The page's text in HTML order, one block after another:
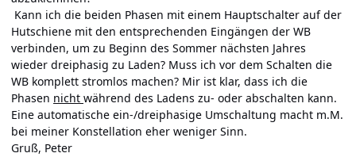
Kann ich die beiden Phasen mit einem Hauptschalter auf der
Hutschiene mit den entsprechenden Eingängen der WB
verbinden, um zu Beginn des Sommer nächsten Jahres
wieder dreiphasig zu Laden? Muss ich vor dem Schalten die
WB komplett stromlos machen? Mir ist klar, dass ich die
Phasen nicht während des Ladens zu- oder abschalten kann.
Eine automatische ein-/dreiphasige Umschaltung macht m.M.
bei meiner Konstellation eher weniger Sinn.
Gruß, Peter